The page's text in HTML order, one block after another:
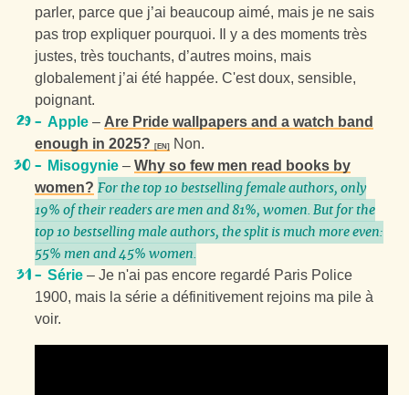
parler, parce que j’ai beaucoup aimé, mais je ne sais
pas trop expliquer pourquoi. Il y a des moments très
justes, très touchants, d’autres moins, mais
globalement j’ai été happée. C'est doux, sensible,
poignant.
Apple – Are Pride wallpapers and a watch band
enough in 2025?
Non.
Misogynie –Why so few men read books by
women? For the top 10 bestselling female authors, only
19% of their readers are men and 81%, women. But for the
top 10 bestselling male authors, the split is much more even:
55% men and 45% women.
Série – Je n'ai pas encore regardé Paris Police
1900, mais la série a définitivement rejoins ma pile à
voir.